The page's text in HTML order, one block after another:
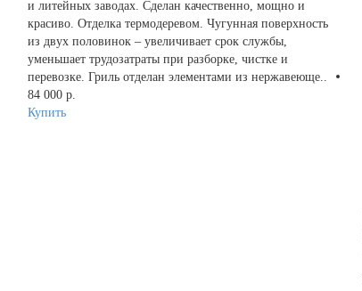
и литейных заводах. Сделан качественно, мощно и
красиво. Отделка термодеревом. Чугунная поверхность
из двух половинок – увеличивает срок службы,
уменьшает трудозатраты при разборке, чистке и
перевозке. Гриль отделан элементами из нержавеюще..
84 000 р.
Купить